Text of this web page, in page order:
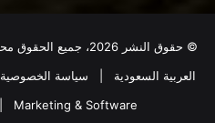
© حقوق النشر 2026، جميع الحقوق محفوظة لـ
العربية السعودية
سياسة الخصوصية
Marketing & Software